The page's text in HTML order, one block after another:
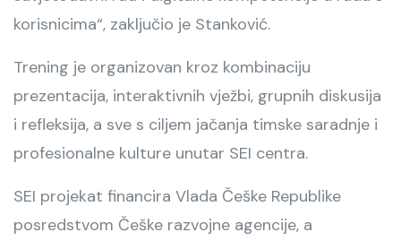
korisnicima“, zaključio je Stanković.
Trening je organizovan kroz kombinaciju
prezentacija, interaktivnih vježbi, grupnih diskusija
i refleksija, a sve s ciljem jačanja timske saradnje i
profesionalne kulture unutar SEI centra.
SEI projekat financira Vlada Češke Republike
posredstvom Češke razvojne agencije, a